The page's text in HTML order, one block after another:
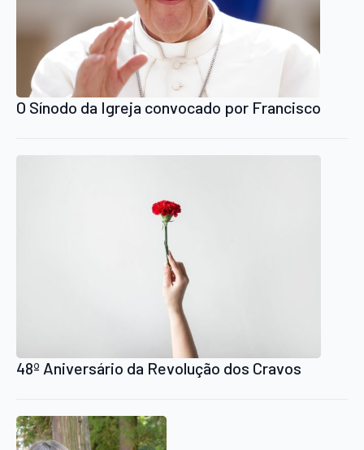
O Sínodo da Igreja convocado por Francisco
48º Aniversário da Revolução dos Cravos